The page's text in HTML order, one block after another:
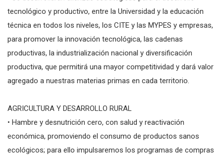
tecnológico y productivo, entre la Universidad y la educación
técnica en todos los niveles, los CITE y las MYPES y empresas,
para promover la innovación tecnológica, las cadenas
productivas, la industrialización nacional y diversificación
productiva, que permitirá una mayor competitividad y dará valor
agregado a nuestras materias primas en cada territorio.
AGRICULTURA Y DESARROLLO RURAL
• Hambre y desnutrición cero, con salud y reactivación
económica, promoviendo el consumo de productos sanos
ecológicos; para ello impulsaremos los programas de compras